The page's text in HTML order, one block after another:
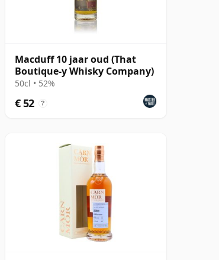
Macduff 10 jaar oud (That
Boutique-y Whisky Company)
50cl • 52%
€ 52 ?